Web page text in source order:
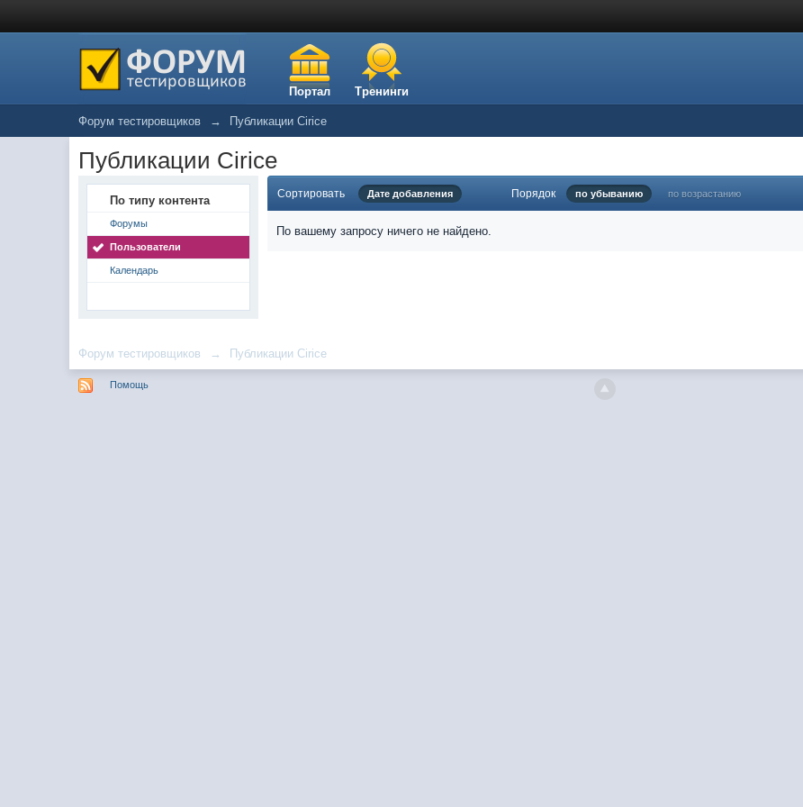
Портал Тренинги
Форум тестировщиков → Публикации Cirice
Публикации Cirice
По типу контента
Форумы
Пользователи
Календарь
Сортировать Дате добавления Порядок по убыванию по возрастанию
По вашему запросу ничего не найдено.
Форум тестировщиков → Публикации Cirice
Помощь